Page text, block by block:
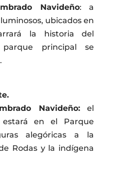
Navideño: a
ubicados en
la historia del
principal se
Navideño:el
en el Parque
alegóricas a la
Rodas y la indígena